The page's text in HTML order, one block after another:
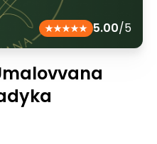
5.00/5